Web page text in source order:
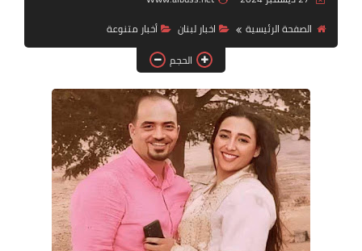
لك سيدتي
الصفحة الرئيسية
اخبار لبنان
أخبار متنوعة
الحجم